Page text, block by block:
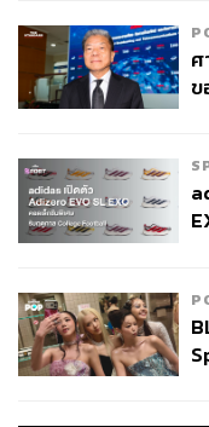
Workcation ที่สำคัญคื
หลังจากที่ไปสัมผัสมา
เข้าใจอินไซต์และการ
พื้นที่รวมตัวของความ
สร้างสรรค์ที่เดินแล้ว
ขอนแก่นหรือใครมีแพ
Central Khonkaen
Location:ตั้งอยู่บนหั
Parking:มีที่จอดรถร
ศ
ข